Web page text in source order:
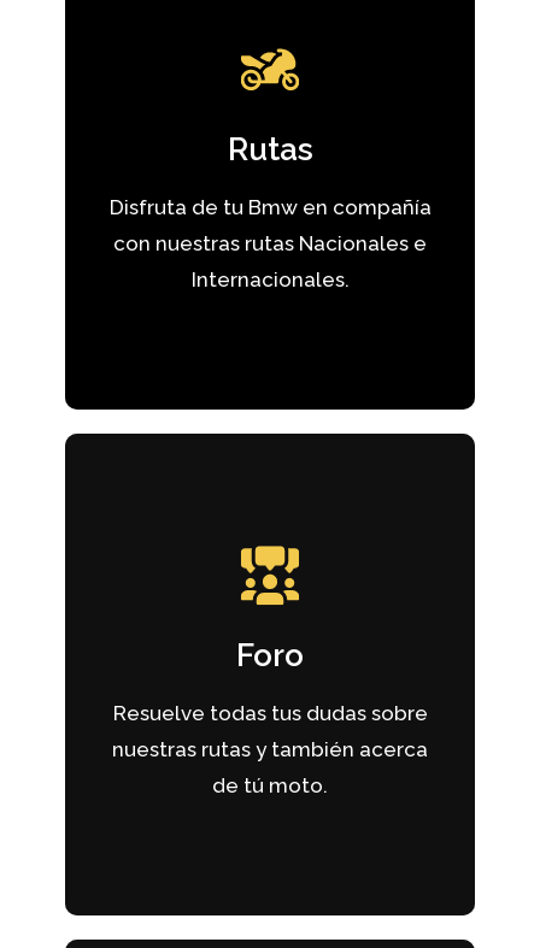
Rutas
Disfruta de tu Bmw en compañía
con nuestras rutas Nacionales e
Internacionales.
Rutas
Ver las próximas salidas programadas
Foro
Resuelve todas tus dudas sobre
nuestras rutas y también acerca
de tú moto.
Foro
Charla entre motoristas, debates,
Participar